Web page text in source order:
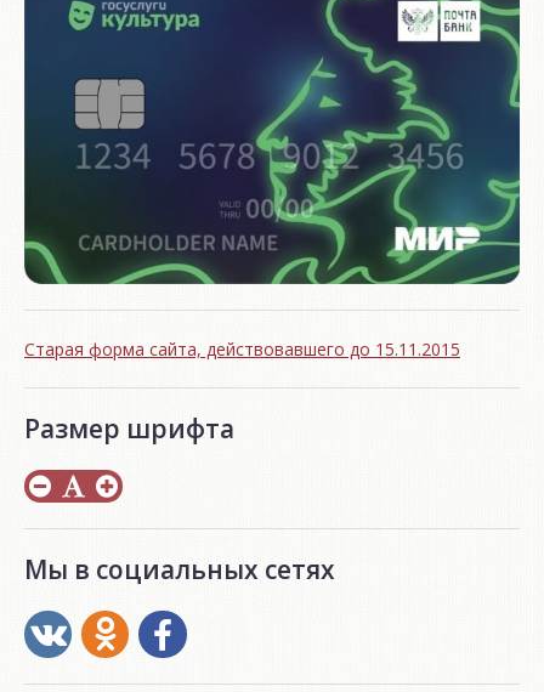
Старая форма сайта, действовавшего до 15.11.2015
Размер шрифта
Мы в социальных сетях